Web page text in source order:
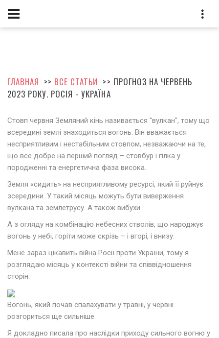
ГЛАВНАЯ >> ВСЕ СТАТЬИ >> ПРОГНОЗ НА ЧЕРВЕНЬ
2023 РОКУ. РОСІЯ - УКРАЇНА
Стовп червня Земляний кінь називається "вулкан", тому що
всередині землі знаходиться вогонь. Він вважається
несприятливим і нестабільним стовпом, незважаючи на те,
що все добре на перший погляд – стовбур і гілка у
породженні та енергетична фаза висока.
Земля «сидить» на несприятливому ресурсі, який її руйнує
зсередини. У такий місяць можуть бути виверження
вулкана та землетрусу. А також вибухи.
А з огляду на комбінацію небесних стволів, що народжує
вогонь у небі, горіти може скрізь – і вгорі, і внизу.
Мене зараз цікавить війна Росії проти України, тому я
розглядаю місяць у контексті війни та співвідношення
сторін.
Вогонь, який почав спалахувати у травні, у червні
розгориться ще сильніше.
Я докладно писала про наслідки приходу сильного вогню у